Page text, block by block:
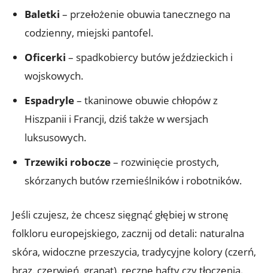
Baletki – przełożenie obuwia tanecznego na
codzienny, miejski pantofel.
Oficerki – spadkobiercy butów jeździeckich i
wojskowych.
Espadryle– tkaninowe obuwie chłopów z
Hiszpanii i Francji, dziś także w wersjach
luksusowych.
Trzewiki robocze– rozwinięcie prostych,
skórzanych butów rzemieślników i robotników.
Jeśli czujesz, że chcesz sięgnąć głębiej w stronę
folkloru europejskiego, zacznij od detali: naturalna
skóra, widoczne przeszycia, tradycyjne kolory (czerń,